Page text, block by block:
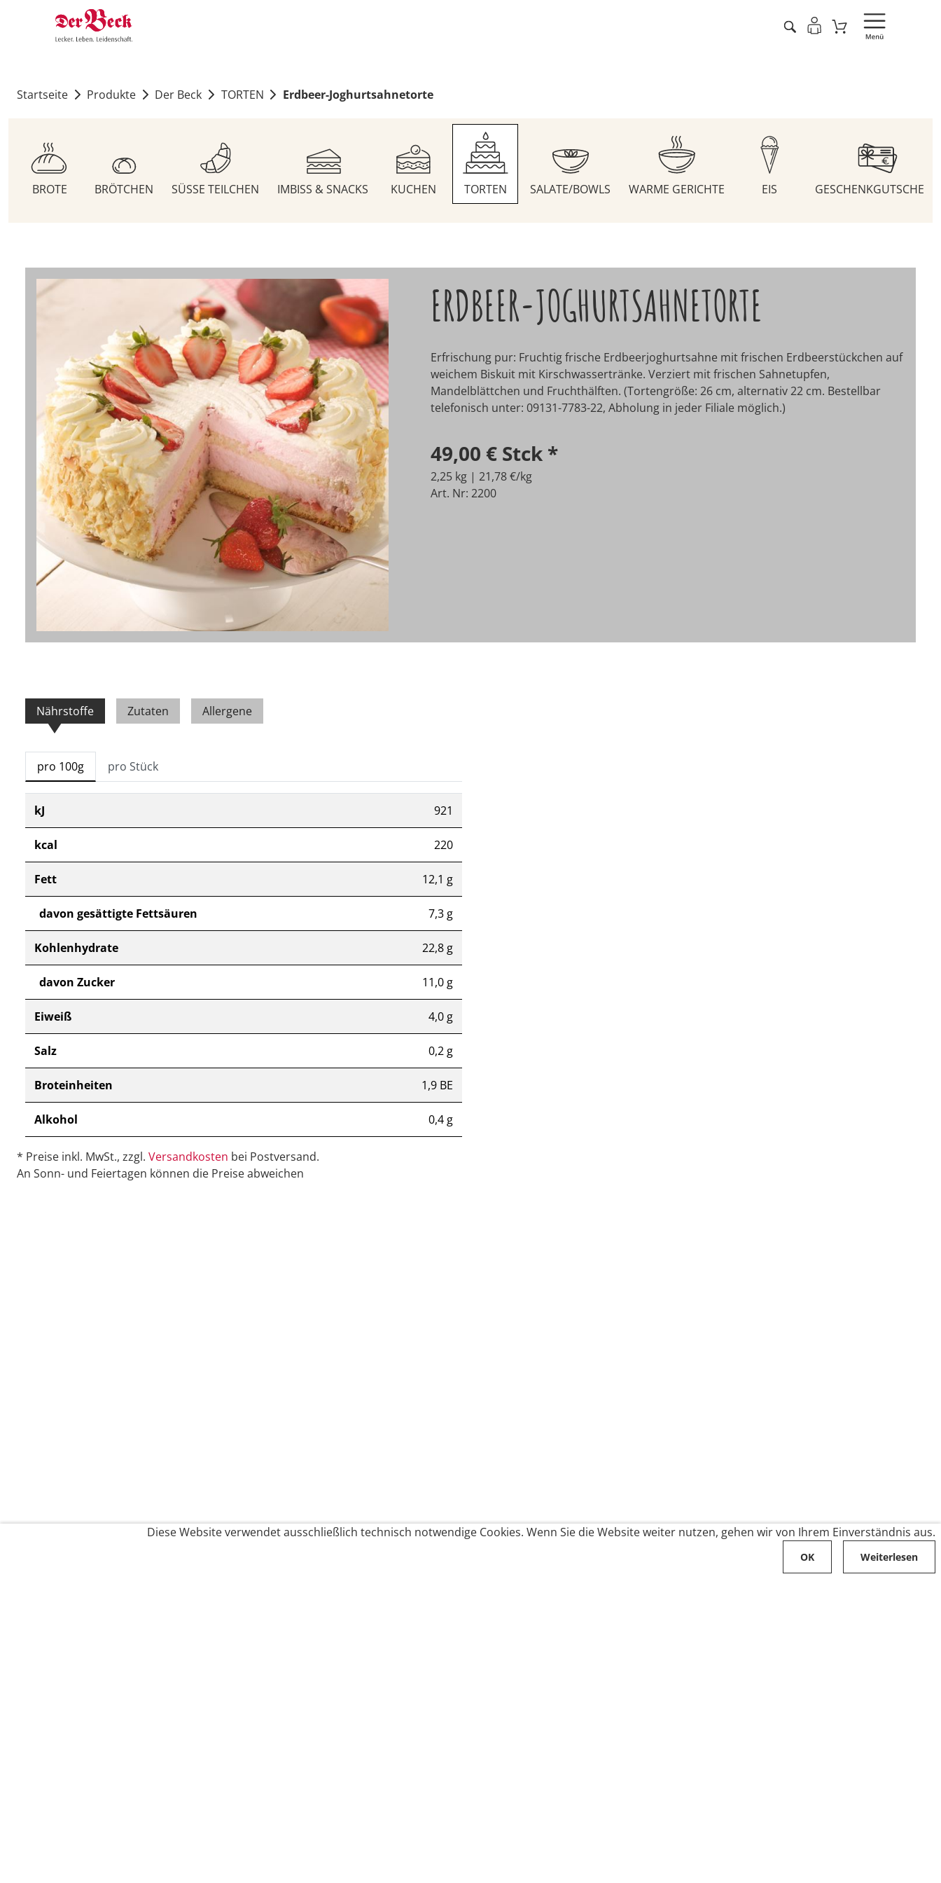
Startseite Produkte Der Beck TORTEN Erdbeer-Joghurtsahnetorte
BROTE BRÖTCHEN SÜSSE TEILCHEN IMBISS & SNACKS KUCHEN TORTEN SALATE/BOWLS WARME GERICHTE EIS GESCHENKGUTSCHEINE
ERDBEER-JOGHURTSAHNETORTE
Erfrischung pur: Fruchtig frische Erdbeerjoghurtsahne mit frischen Erdbeerstückchen auf
weichem Biskuit mit Kirschwassertränke. Verziert mit frischen Sahnetupfen,
Mandelblättchen und Fruchthälften. (Tortengröße: 26 cm, alternativ 22 cm. Bestellbar
telefonisch unter: 09131-7783-22, Abholung in jeder Filiale möglich.)
49,00 € Stck*
2,25 kg | 21,78 €/kg
Art. Nr: 2200
Nährstoffe Zutaten Allergene
pro 100g pro Stück
kJ 921
kcal 220
Fett 12,1 g
davon gesättigte Fettsäuren 7,3 g
Kohlenhydrate 22,8 g
davon Zucker 11,0 g
Eiweiß 4,0 g
Salz 0,2 g
Broteinheiten 1,9 BE
Alkohol 0,4 g
* Preise inkl. MwSt., zzgl. Versandkosten bei Postversand.
An Sonn- und Feiertagen können die Preise abweichen
Diese Website verwendet ausschließlich technisch notwendige Cookies. Wenn Sie die Website weiter nutzen, gehen wir von Ihrem Einverständnis aus.
OK Weiterlesen